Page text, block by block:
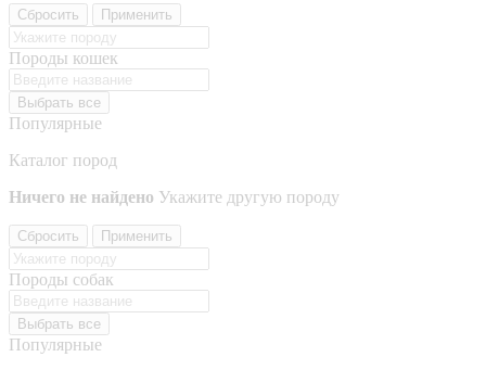
Сбросить Применить
Породы кошек
Выбрать все
Популярные
Каталог пород
Ничего не найдено Укажите другую породу
Сбросить Применить
Породы собак
Выбрать все
Популярные